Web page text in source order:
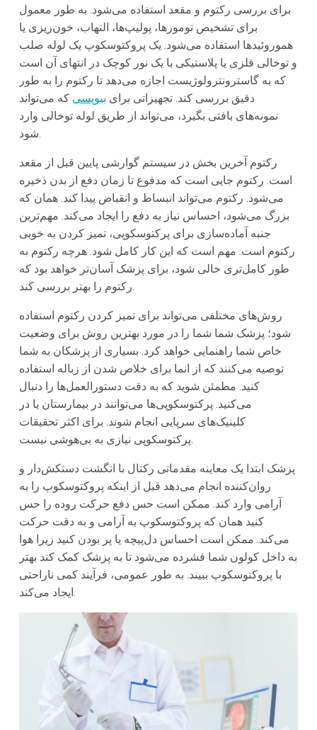
برای بررسی رکتوم و مقعد استفاده می‌شود. به طور معمول
برای تشخیص تومورها، پولیپ‌ها، التهاب، خون‌ریزی یا
هموروئید‌ها استفاده می‌شود. یک پروکتوسکوپ یک لوله صلب
و توخالی فلزی یا پلاستیکی با یک نور کوچک در انتهای آن است
که به گاسترونترولوژیست اجازه می‌دهد تا رکتوم را به طور
دقیق بررسی کند. تجهیزاتی برای بیوپسی که می‌تواند
نمونه‌های بافتی بگیرد، می‌تواند از طریق لوله توخالی وارد
شود.
رکتوم آخرین بخش در سیستم گوارشی پایین قبل از مقعد
است. رکتوم جایی است که مدفوع تا زمان دفع از بدن ذخیره
می‌شود. رکتوم می‌تواند انبساط و انقباض پیدا کند. همان که
بزرگ می‌شود، احساس نیاز به دفع را ایجاد می‌کند. مهم‌ترین
جنبه آماده‌سازی برای پرکتوسکوپی، تمیز کردن به خوبی
رکتوم است. مهم است که این کار کامل شود. هرچه رکتوم به
طور کامل‌تری خالی شود، برای پزشک آسان‌تر خواهد بود که
رکتوم را بهتر بررسی کند.
روش‌های مختلفی می‌تواند برای تمیز کردن رکتوم استفاده
شود؛ پزشک شما شما را در مورد بهترین روش برای وضعیت
خاص شما راهنمایی خواهد کرد. بسیاری از پزشکان به شما
توصیه می‌کنند که از انما برای خلاص شدن از زباله استفاده
کنید. مطمئن شوید که به دقت دستورالعمل‌ها را دنبال
می‌کنید. پرکتوسکوپی‌ها می‌توانند در بیمارستان یا در
کلینیک‌های سرپایی انجام شوند. برای اکثر تحقیقات
پرکتوسکوپی نیازی به بی‌هوشی نیست.
پزشک ابتدا یک معاینه مقدماتی رکتال با انگشت دستکش‌دار و
روان‌کننده انجام می‌دهد قبل از اینکه پروکتوسکوپ را به
آرامی وارد کند. ممکن است حس دفع حرکت روده را حس
کنید همان که پروکتوسکوپ به آرامی و به دقت حرکت
می‌کند. ممکن است احساس دل‌پیچه یا پر بودن کنید زیرا هوا
به داخل کولون شما فشرده می‌شود تا به پزشک کمک کند بهتر
با پروکتوسکوپ ببیند. به طور عمومی، فرآیند کمی ناراحتی
ایجاد می‌کند.